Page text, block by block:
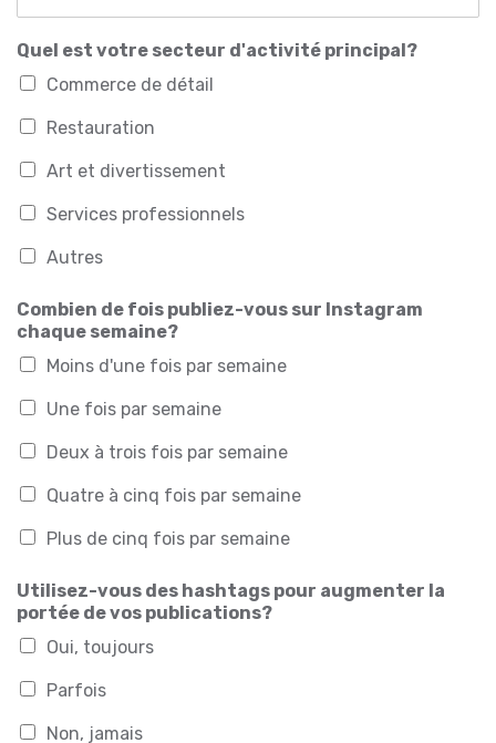
Quel est votre secteur d'activité principal?
Commerce de détail
Restauration
Art et divertissement
Services professionnels
Autres
Combien de fois publiez-vous sur Instagram
chaque semaine?
Moins d'une fois par semaine
Une fois par semaine
Deux à trois fois par semaine
Quatre à cinq fois par semaine
Plus de cinq fois par semaine
Utilisez-vous des hashtags pour augmenter la
portée de vos publications?
Oui, toujours
Parfois
Non, jamais